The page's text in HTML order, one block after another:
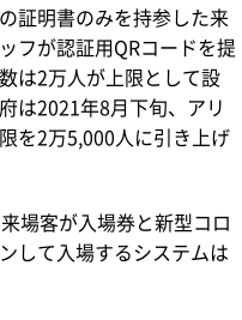
証明書のみを持参した来
フが認証用QRコードを提
は2万人が上限として設
は2021年8月下旬、アリ
を2万5,000人に引き上げ
場客が入場券と新型コロ
して入場するシステムは